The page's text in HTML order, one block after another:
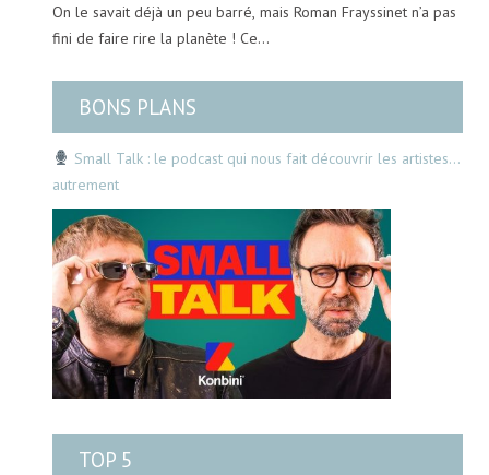
On le savait déjà un peu barré, mais Roman Frayssinet n’a pas
fini de faire rire la planète ! Ce…
BONS PLANS
Small Talk : le podcast qui nous fait découvrir les artistes…
autrement
TOP 5